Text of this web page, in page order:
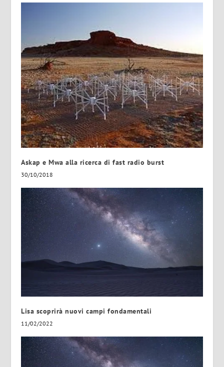
Askap e Mwa alla ricerca di fast radio burst
30/10/2018
Lisa scoprirà nuovi campi fondamentali
11/02/2022